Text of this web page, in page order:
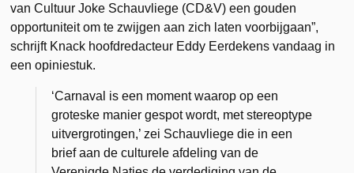
van Cultuur Joke Schauvliege (CD&V) een gouden
opportuniteit om te zwijgen aan zich laten voorbijgaan”,
schrijft Knack hoofdredacteur Eddy Eerdekens vandaag in
een opiniestuk.
‘Carnaval is een moment waarop op een
groteske manier gespot wordt, met stereoptype
uitvergrotingen,’ zei Schauvliege die in een
brief aan de culturele afdeling van de